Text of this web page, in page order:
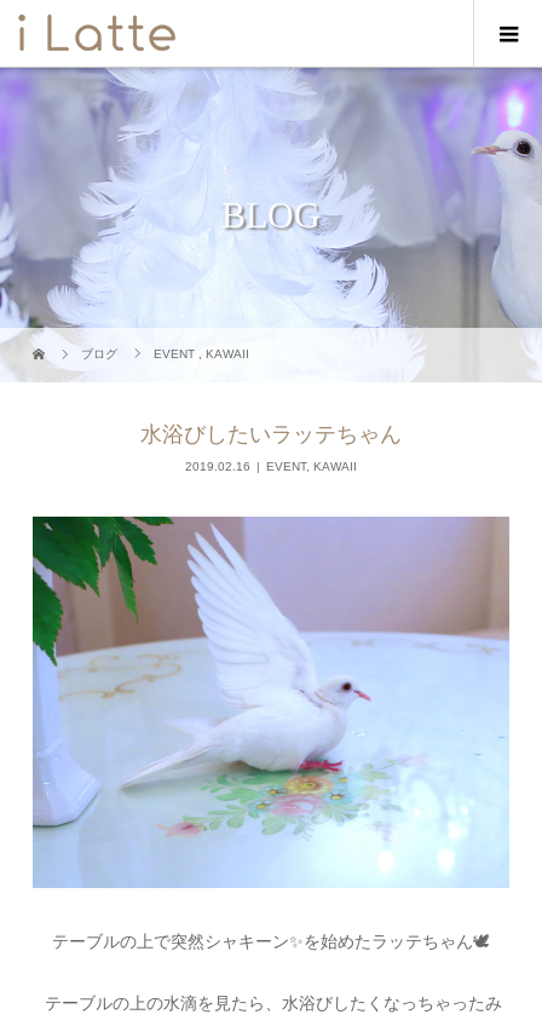
BLOG
ブログ EVENT ,KAWAII
水浴びしたいラッテちゃん
2019.02.16 EVENT, KAWAII
テーブルの上で突然シャキーン✨を始めたラッテちゃん🕊
テーブルの上の水滴を見たら、水浴びしたくなっちゃったみ